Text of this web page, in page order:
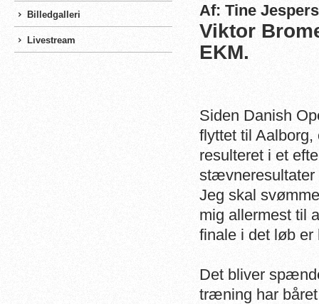
Billedgalleri
Livestream
Af: Tine
Viktor
EKM.
Siden Danish
flyttet til
resulteret i et
stævneresultater
Jeg skal
mig allermest til
finale i det løb
Det bliver
træning har